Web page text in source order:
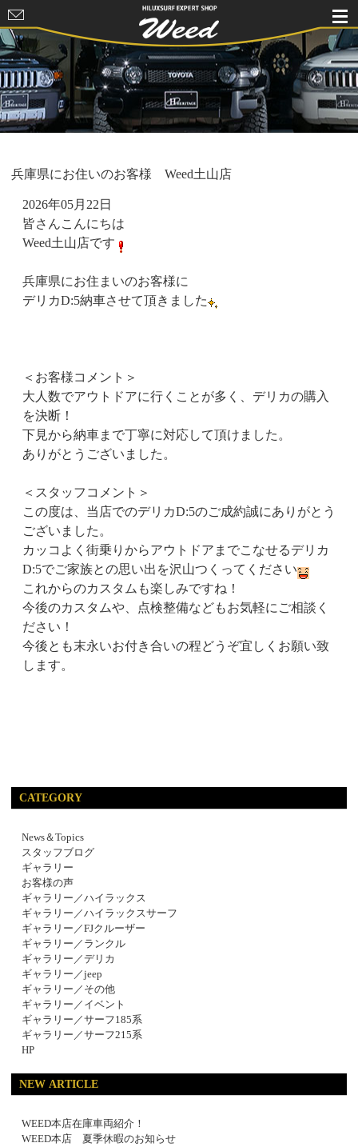
HILUXSURF
EXPERT
SHOP Weed
兵庫県にお住いのお客様 Weed土山店
2026年05月22日
皆さんこんにちは
Weed土山店です
兵庫県にお住まいのお客様に
デリカD:5納車させて頂きました
＜お客様コメント＞
大人数でアウトドアに行くことが多く、デリカの購入
を決断！
下見から納車まで丁寧に対応して頂けました。
ありがとうございました。
＜スタッフコメント＞
この度は、当店でのデリカD:5のご成約誠にありがとう
ございました。
カッコよく街乗りからアウトドアまでこなせるデリカ
D:5でご家族との思い出を沢山つくってください
これからのカスタムも楽しみですね！
今後のカスタムや、点検整備などもお気軽にご相談く
ださい！
今後とも末永いお付き合いの程どうぞ宜しくお願い致
します。
CATEGORY
News＆Topics
スタッフブログ
ギャラリー
お客様の声
ギャラリー／ハイラックス
ギャラリー／ハイラックスサーフ
ギャラリー／FJクルーザー
ギャラリー／ランクル
ギャラリー／デリカ
ギャラリー／jeep
ギャラリー／その他
ギャラリー／イベント
ギャラリー／サーフ185系
ギャラリー／サーフ215系
HP
NEW ARTICLE
WEED本店在庫車両紹介！
WEED本店 夏季休暇のお知らせ